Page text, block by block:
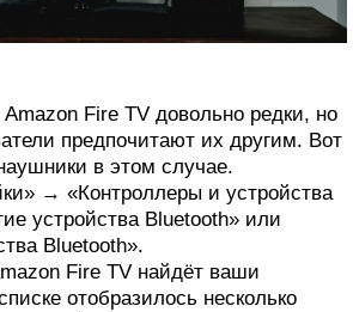
Fire TV довольно редки, но
предпочитают их другим. Вот
в этом случае.
→ «Контроллеры и устройства
устройства Bluetooth» или
Bluetooth».
Fire TV найдёт ваши
отобразилось несколько